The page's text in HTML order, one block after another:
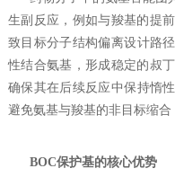
生副反应，例如与羧基的提
致目标分子结构偏离设计路
性结合氨基，形成稳定的叔
确保其在后续反应中保持惰
避免氨基与羧基的非目标缩合
BOC保护基的核心优势‌